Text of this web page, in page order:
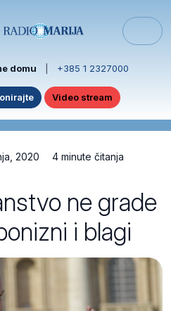
domu +385 1 2327000
Video stream
2020 4 minute čitanja
ne grade
i blagi